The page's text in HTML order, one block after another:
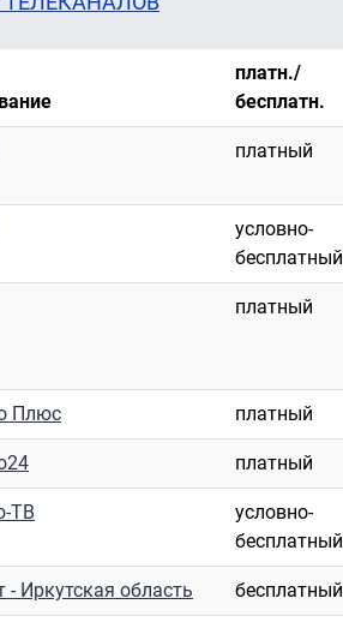
платн./
бесплатн.
платный
условно-
бесплатный
платный
Плюс платный
платный
ТВ
условно-
бесплатный
- Иркутская область бесплатный